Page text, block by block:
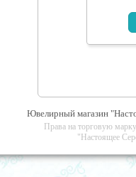
Ювелирный магазин
Права на торговую
"Настоящее